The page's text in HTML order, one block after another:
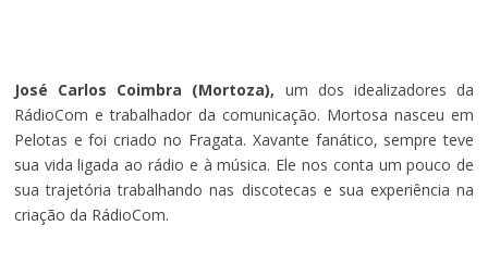
José Carlos Coimbra (Mortoza), um dos idealizadores da
RádioCom e trabalhador da comunicação. Mortosa nasceu em
Pelotas e foi criado no Fragata. Xavante fanático, sempre teve
sua vida ligada ao rádio e à música. Ele nos conta um pouco de
sua trajetória trabalhando nas discotecas e sua experiência na
criação da RádioCom.